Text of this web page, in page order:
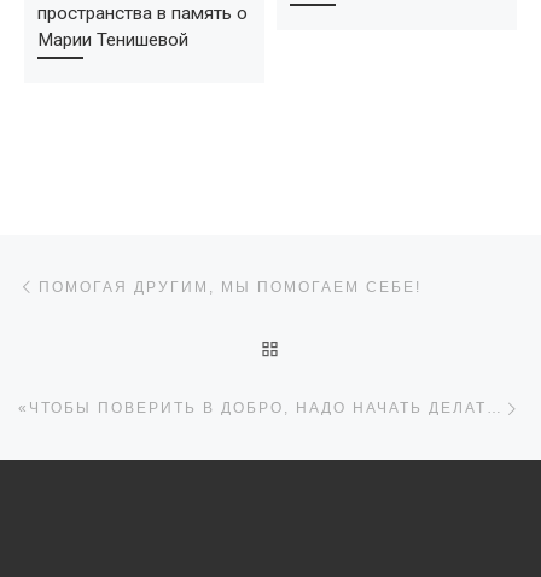
пространства в память о
Марии Тенишевой
Навигация по записям
ПОМОГАЯ ДРУГИМ, МЫ ПОМОГАЕМ СЕБЕ!
«ЧТОБЫ ПОВЕРИТЬ В ДОБРО, НАДО НАЧАТЬ ДЕЛАТЬ ЕГО»